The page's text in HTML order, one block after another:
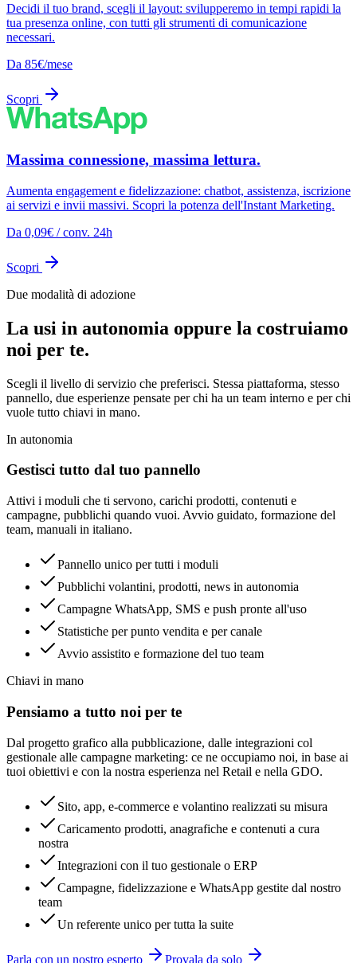
Decidi il tuo brand, scegli il layout: svilupperemo in tempi rapidi la
tua presenza online, con tutti gli strumenti di comunicazione
necessari.
Da 85€/mese
Scopri
Massima connessione, massima lettura.
Aumenta engagement e fidelizzazione: chatbot, assistenza, iscrizione
ai servizi e invii massivi. Scopri la potenza dell'Instant Marketing.
Da 0,09€ / conv. 24h
Scopri
Due modalità di adozione
La usi in autonomia oppure la costruiamo
noi per te.
Scegli il livello di servizio che preferisci. Stessa piattaforma, stesso
pannello, due esperienze pensate per chi ha un team interno e per chi
vuole tutto chiavi in mano.
In autonomia
Gestisci tutto dal tuo pannello
Attivi i moduli che ti servono, carichi prodotti, contenuti e
campagne, pubblichi quando vuoi. Avvio guidato, formazione del
team, manuali in italiano.
Pannello unico per tutti i moduli
Pubblichi volantini, prodotti, news in autonomia
Campagne WhatsApp, SMS e push pronte all'uso
Statistiche per punto vendita e per canale
Avvio assistito e formazione del tuo team
Chiavi in mano
Pensiamo a tutto noi per te
Dal progetto grafico alla pubblicazione, dalle integrazioni col
gestionale alle campagne marketing: ce ne occupiamo noi, in base ai
tuoi obiettivi e con la nostra esperienza nel Retail e nella GDO.
Sito, app, e-commerce e volantino realizzati su misura
Caricamento prodotti, anagrafiche e contenuti a cura
nostra
Integrazioni con il tuo gestionale o ERP
Campagne, fidelizzazione e WhatsApp gestite dal nostro
team
Un referente unico per tutta la suite
Parla con un nostro esperto
Provala da solo